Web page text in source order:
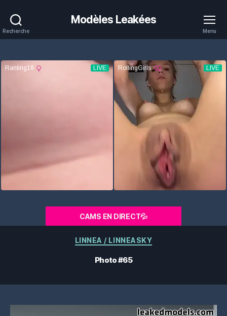
Recherche
Modèles Leakées
Menu
CAMS EN DIRECT💦
Catégories
LINNEA / LINNEASKY
Photo #65